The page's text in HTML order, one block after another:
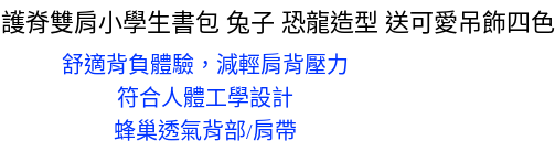
護脊雙肩小學生書包 兔子 恐龍造型 送可愛吊飾四色
舒適背負體驗，減輕肩背壓力
符合人體工學設計
蜂巢透氣背部/肩帶